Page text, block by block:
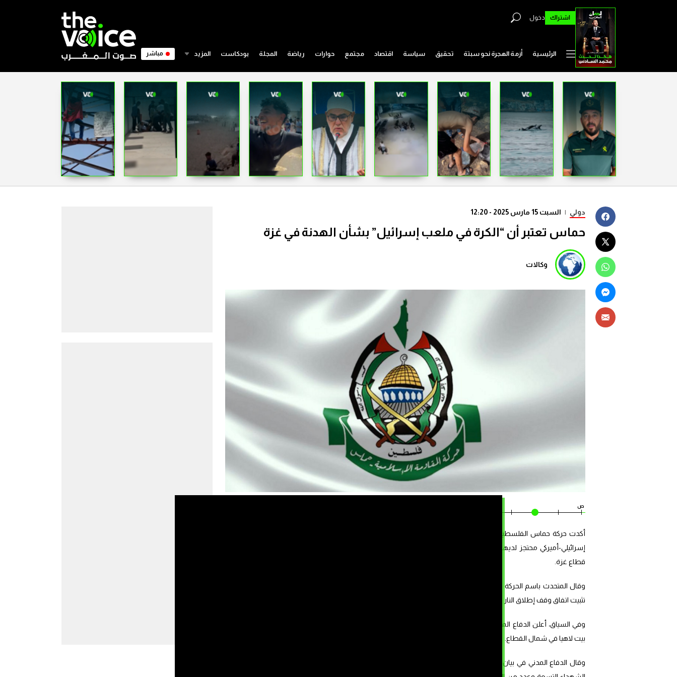
اشتراك دخول
الرئيسية أزمة الهجرة نحو سبتة تحقيق سياسة اقتصاد مجتمع حوارات رياضة المجلة بودكاست المزيد مباشر
دولي | السبت 15 مارس 2025 - 12:20
حماس تعتبر أن “الكرة في ملعب إسرائيل” بشأن الهدنة في غزة
وكالات
ص
إسرائيلي-أميركي محتجز لديها إضافة إلى جثامين أربعة من مزدوجي الجنسية، في إطار المفاوضات حول استمرار الهدنة في
قطاع غزة.
وقال المتحدث باسم الحركة عبد اللطيف القانوع لوكالة فرانس برس “الكرة حاليا في ملعب الاحتلال الإسرائيلي”، مضيفا “نريد
تثبيت اتفاق وقف إطلاق النار وإلزام الاحتلال بتنفيذ بنود الاتفاق”.
وفي السياق، أعلن الدفاع المدني ووزارة الصحة في قطاع غزة استشهاد تسعة فلسطينيين في غارة جوية إسرائيلية على بلدة
بيت لاهيا في شمال القطاع.